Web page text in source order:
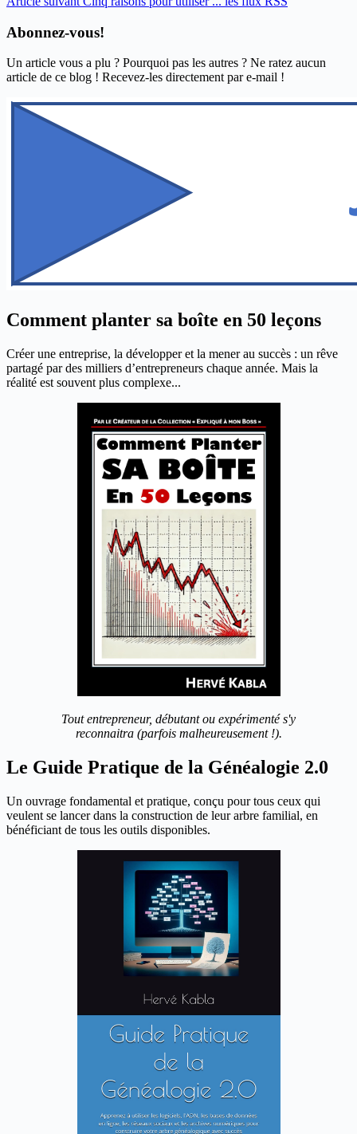
Abonnez-vous!
Un article vous a plu ? Pourquoi pas les autres ? Ne ratez aucun
article de ce blog ! Recevez-les directement par e-mail !
Comment planter sa boîte en 50 leçons
Créer une entreprise, la développer et la mener au succès : un rêve
partagé par des milliers d’entrepreneurs chaque année. Mais la
réalité est souvent plus complexe...
Tout entrepreneur, débutant ou expérimenté s'y
reconnaitra (parfois malheureusement !).
Le Guide Pratique de la Généalogie 2.0
Un ouvrage fondamental et pratique, conçu pour tous ceux qui
veulent se lancer dans la construction de leur arbre familial, en
bénéficiant de tous les outils disponibles.